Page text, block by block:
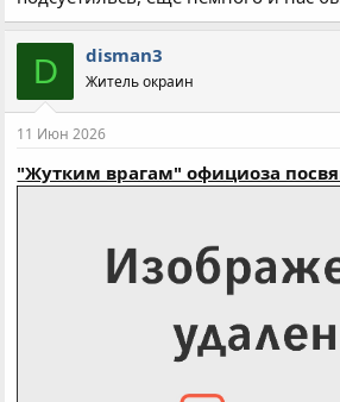
D disman3
Житель окраин
11 Июн 2026
"Жутким врагам" официоза